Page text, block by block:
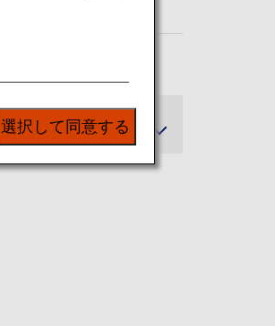
選択して同意する